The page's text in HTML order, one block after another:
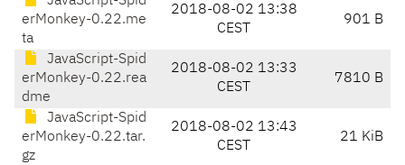
erMonkey-0.22.me
ta
2018-08-02 13:38
CEST
901 B
JavaScript-Spid
erMonkey-0.22.rea
dme
2018-08-02 13:33
CEST
7810 B
JavaScript-Spid
erMonkey-0.22.tar.
gz
2018-08-02 13:43
CEST
21 KiB